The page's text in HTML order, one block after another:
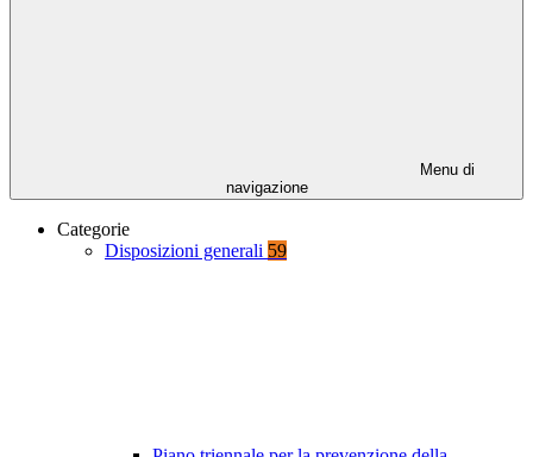
Menu di
navigazione
Categorie
Disposizioni generali 59